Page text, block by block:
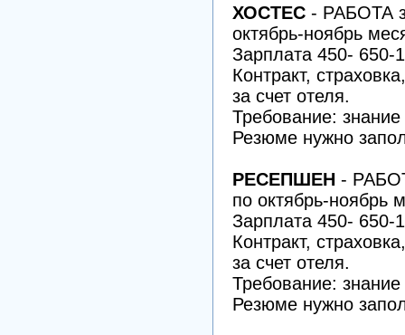
ХОСТЕС - РАБОТА
октябрь-ноябрь
Зарплата 450- 650-
Контракт,
за счет отеля.
Требование:
Резюме нужно
РЕСЕПШЕН -
по октябрь-ноябрь
Зарплата 450- 650-
Контракт,
за счет отеля.
Требование:
Резюме нужно